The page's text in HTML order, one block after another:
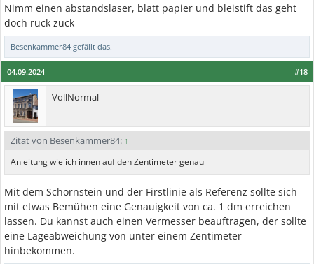
Nimm einen abstandslaser, blatt papier und bleistift das geht
doch ruck zuck
Besenkammer84 gefällt das.
#18
04.09.2024
VollNormal
Zitat von Besenkammer84: ↑
Anleitung wie ich innen auf den Zentimeter genau
Mit dem Schornstein und der Firstlinie als Referenz sollte sich
mit etwas Bemühen eine Genauigkeit von ca. 1 dm erreichen
lassen. Du kannst auch einen Vermesser beauftragen, der sollte
eine Lageabweichung von unter einem Zentimeter
hinbekommen.